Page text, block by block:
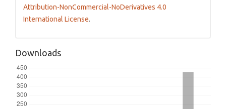
Attribution-NonCommercial-NoDerivatives 4.0
International License.
Downloads